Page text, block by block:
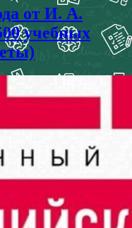
от И. А.
учебных